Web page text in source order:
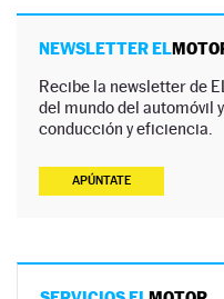
NEWSLETTER EL
Recibe la newsletter de
del mundo del automóvil
conducción y eficiencia.
APÚNTATE